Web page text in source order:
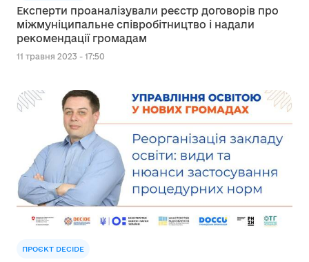
Експерти проаналізували реєстр договорів про
міжмуніципальне співробітництво і надали
рекомендації громадам
11 травня 2023 - 17:50
ПРОЄКТ DECIDE